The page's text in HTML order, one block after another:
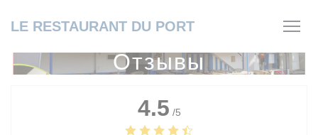
LE RESTAURANT DU PORT
Отзывы
4.5 /5